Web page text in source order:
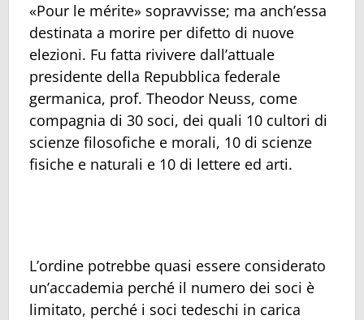
«Pour le mérite» sopravvisse; ma anch’essa
destinata a morire per difetto di nuove
elezioni. Fu fatta rivivere dall’attuale
presidente della Repubblica federale
germanica, prof. Theodor Neuss, come
compagnia di 30 soci, dei quali 10 cultori di
scienze filosofiche e morali, 10 di scienze
fisiche e naturali e 10 di lettere ed arti.
L’ordine potrebbe quasi essere considerato
un’accademia perché il numero dei soci è
limitato, perché i soci tedeschi in carica